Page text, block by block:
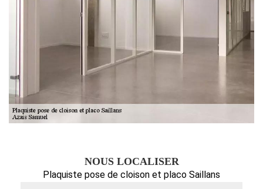
NOUS LOCALISER
Plaquiste pose de cloison et placo Saillans